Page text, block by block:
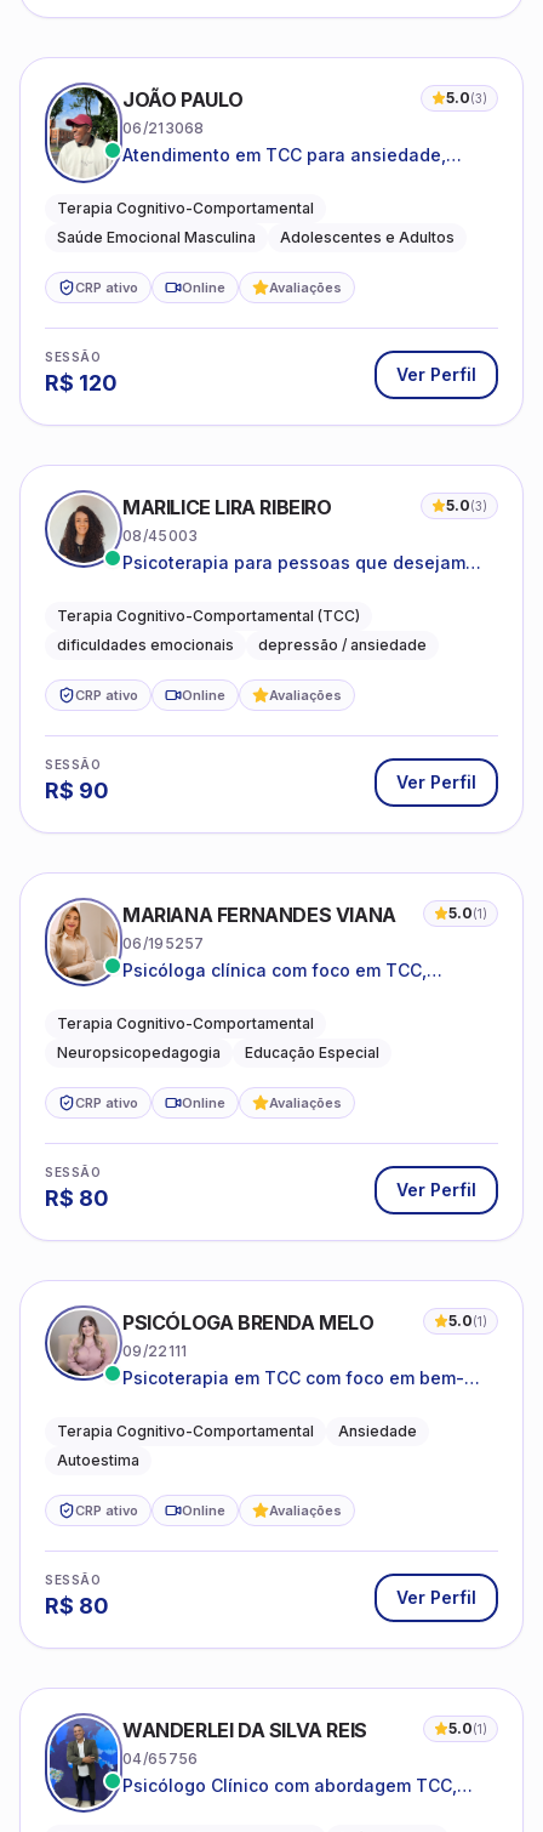
JOÃO PAULO 5.0(3)
06/213068
Atendimento em TCC para ansiedade,
emocional
Terapia Cognitivo-Comportamental
Saúde Emocional Masculina
Adolescentes e Adultos
CRP ativo Online Avaliações
SESSÃO
R$ 120 Ver Perfil
MARILICE LIRA RIBEIRO 5.0(3)
08/45003
Psicoterapia para pessoas que desejam
dificuldades do dia a dia
Terapia Cognitivo-Comportamental (TCC)
dificuldades emocionais
depressão / ansiedade
CRP ativo Online Avaliações
SESSÃO
R$ 90 Ver Perfil
MARIANA FERNANDES VIANA 5.0(1)
06/195257
Psicóloga clínica com foco em TCC,
do neurodesenvolvimento.
Terapia Cognitivo-Comportamental
Neuropsicopedagogia
Educação Especial
CRP ativo Online Avaliações
SESSÃO
R$ 80 Ver Perfil
PSICÓLOGA BRENDA MELO 5.0(1)
09/22111
Psicoterapia em TCC com foco em bem-
o cotidiano
Terapia Cognitivo-Comportamental
Ansiedade
Autoestima
CRP ativo Online Avaliações
SESSÃO
R$ 80 Ver Perfil
WANDERLEI DA SILVA REIS 5.0(1)
04/65756
Psicólogo Clínico com abordagem TCC,